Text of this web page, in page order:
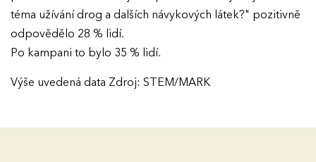
téma užívání drog a dalších návykových látek?" pozitivně
odpovědělo 28 % lidí.
Po kampani to bylo 35 % lidí.
Výše uvedená data Zdroj: STEM/MARK